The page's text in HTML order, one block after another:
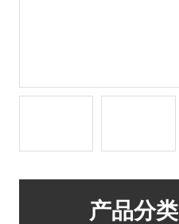
产品分类